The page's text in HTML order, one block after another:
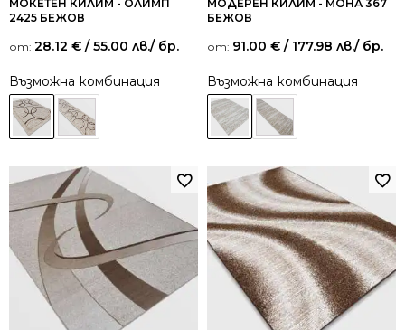
МОКЕТЕН КИЛИМ - ОЛИМП
2425 БЕЖОВ
от: 28.12 € / 55.00 лв./ бр.
Възможна комбинация
МОДЕРЕН КИЛИМ - МОНА 367
БЕЖОВ
от: 91.00 € / 177.98 лв./ бр.
Възможна комбинация